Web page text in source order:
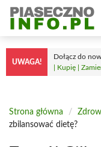
Przejdź
treści
UWAGA!
Dołącz do
| Kupię |
Strona główna /
zbilansować dietę?